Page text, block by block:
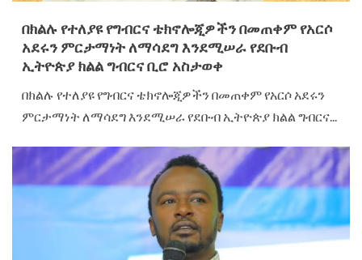
በክልሉ የተለያዩ የግብርና ቴክኖሎጂዎችን በመጠቀም የአርሶ
አደሩን ምርታማነት ለማሳደግ እንደሚሠራ የደቡብ
ኢትዮጵያ ክልል ግብርና ቢሮ አስታወቀ
በክልሉ የተለያዩ የግብርና ቴክኖሎጂዎችን በመጠቀም የአርሶ አደሩን
ምርታማነት ለማሳደግ እንደሚሠራ የደቡብ ኢትዮጵያ ክልል ግብርና...